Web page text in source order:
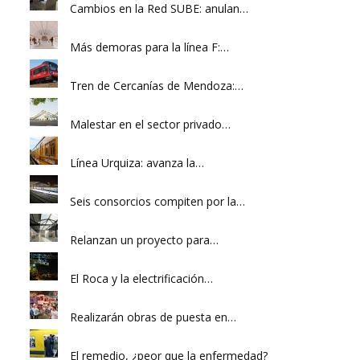
Cambios en la Red SUBE: anulan…
Más demoras para la línea F:…
Tren de Cercanías de Mendoza:…
Malestar en el sector privado…
Línea Urquiza: avanza la…
Seis consorcios compiten por la…
Relanzan un proyecto para…
El Roca y la electrificación…
Realizarán obras de puesta en…
El remedio, ¿peor que la enfermedad?